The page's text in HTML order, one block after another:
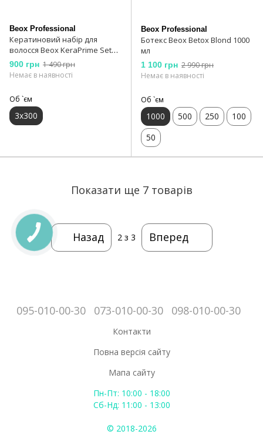
Beox Professional
Кератиновий набір для
волосся Beox KeraPrime Set
Post Keratin 3x 300 мл
900 грн 1 490 грн
Немає в наявності
Об `єм
3x300
Beox Professional
Ботекс Beox Betox Blond 1000
мл
1 100 грн 2 990 грн
Немає в наявності
Об `єм
1000 500 250
100
50
Показати ще 7 товарів
Назад 2 з 3 Вперед
095-010-00-30 073-010-00-30 098-010-00-30
Контакти
Повна версія сайту
Мапа сайту
Пн-Пт: 10:00 - 18:00
Сб-Нд: 11:00 - 13:00
© 2018-2026